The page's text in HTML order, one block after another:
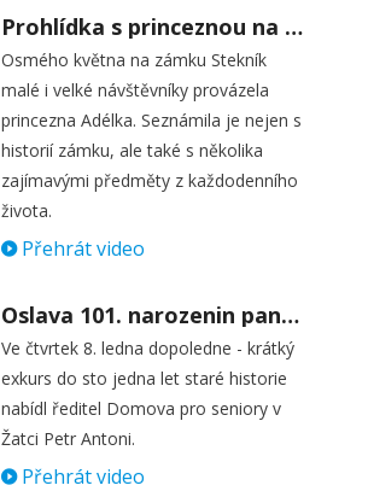
Prohlídka s princeznou na zámku Stekník
Osmého května na zámku Stekník
malé i velké návštěvníky provázela
princezna Adélka. Seznámila je nejen s
historií zámku, ale také s několika
zajímavými předměty z každodenního
života.
Přehrát video
Oslava 101. narozenin paní Věry Skořepové
Ve čtvrtek 8. ledna dopoledne - krátký
exkurs do sto jedna let staré historie
nabídl ředitel Domova pro seniory v
Žatci Petr Antoni.
Přehrát video